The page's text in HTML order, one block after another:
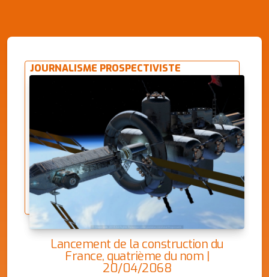
JOURNALISME PROSPECTIVISTE
Lancement de la construction du
France, quatrième du nom |
20/04/2068